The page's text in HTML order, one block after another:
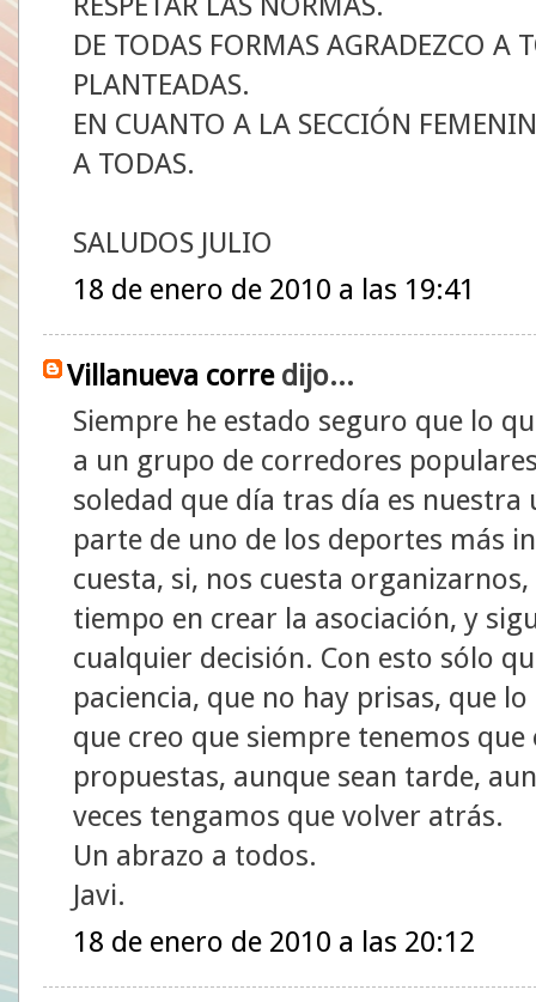
DE TODAS FORMAS AGRADEZCO A
PLANTEADAS.
EN CUANTO A LA SECCIÓN
A TODAS.
SALUDOS JULIO
18 de enero de 2010 a las 19:41
Villanueva corredijo...
Siempre he estado seguro que lo
a un grupo de corredores
soledad que día tras día es
parte de uno de los deportes más
cuesta, si, nos cuesta
tiempo en crear la asociación, y
cualquier decisión. Con esto sólo
paciencia, que no hay prisas, que
que creo que siempre tenemos
propuestas, aunque sean tarde,
veces tengamos que volver atrás.
Un abrazo a todos.
Javi.
18 de enero de 2010 a las 20:12